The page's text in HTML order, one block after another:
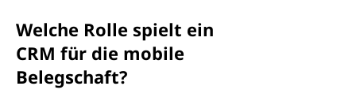
Welche Rolle spielt ein
CRM für die mobile
Belegschaft?